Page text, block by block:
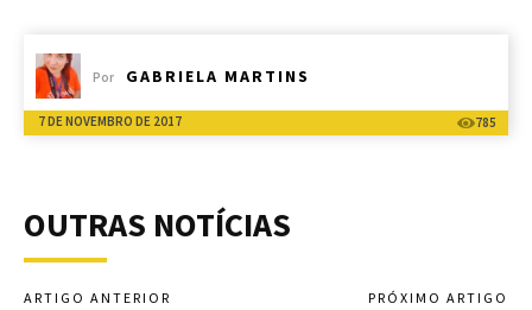
Por GABRIELA MARTINS
7 DE NOVEMBRO DE 2017 785
OUTRAS NOTÍCIAS
ARTIGO ANTERIOR PRÓXIMO ARTIGO